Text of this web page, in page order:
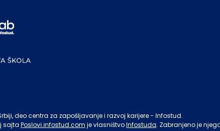
deo centra za zapošljavanje i razvoj karijere - Infostud.
sajta Poslovi.infostud.com je vlasništvoInfostuda. Zabranjeno je